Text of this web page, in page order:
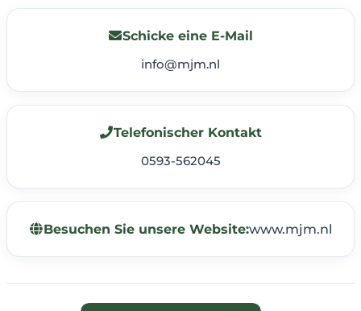
Schicke eine E-Mail
info@mjm.nl
Telefonischer Kontakt
0593-562045
Besuchen Sie unsere Website:www.mjm.nl